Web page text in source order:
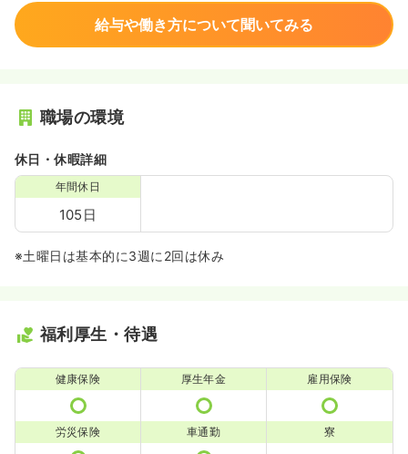
給与や働き方について聞いてみる
職場の環境
休日・休暇詳細
年間休日
105日
※土曜日は基本的に3週に2回は休み
福利厚生・待遇
健康保険 厚生年金 雇用保険
労災保険 車通勤 寮